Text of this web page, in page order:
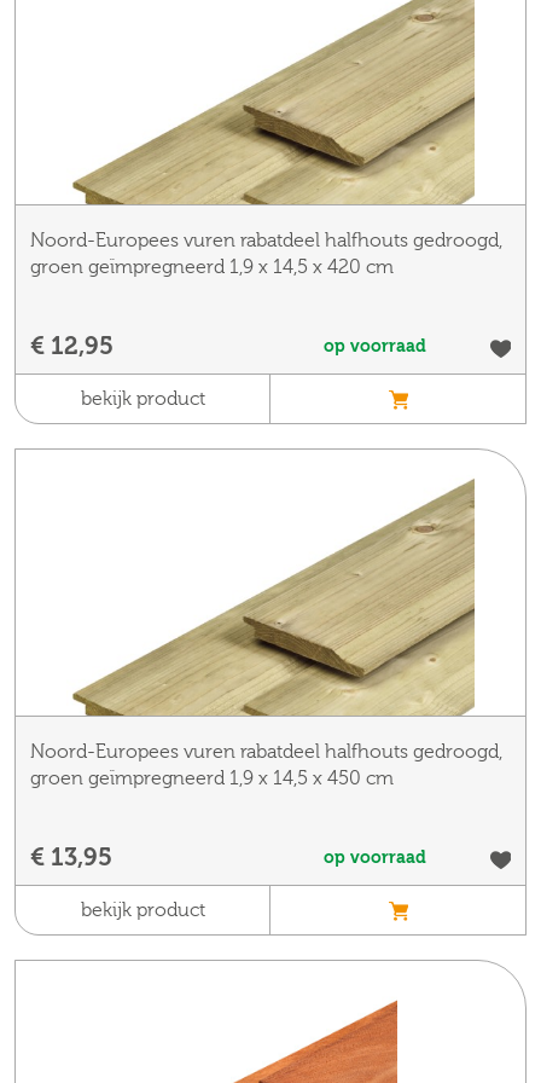
Noord-Europees vuren rabatdeel halfhouts gedroogd,
groen geïmpregneerd 1,9 x 14,5 x 420 cm
€ 12,95 op voorraad
bekijk product
Noord-Europees vuren rabatdeel halfhouts gedroogd,
groen geïmpregneerd 1,9 x 14,5 x 450 cm
€ 13,95 op voorraad
bekijk product